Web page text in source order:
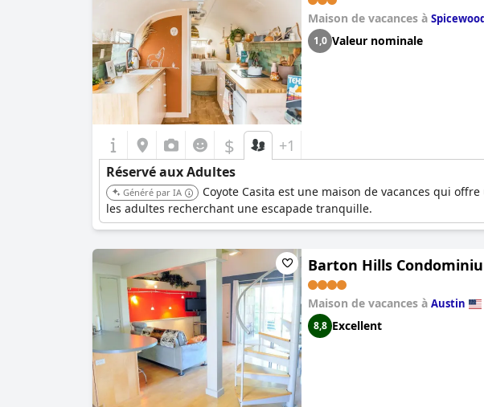
Maison de vacances à
1,0 Valeur nominale
$ +1
Réservé aux Adultes
Généré par IA
Coyote Casita est une maison de vacances qui
les adultes recherchant une escapade tranquille.
Barton Hills
Maison de vacances à Austin
8,8 Excellent